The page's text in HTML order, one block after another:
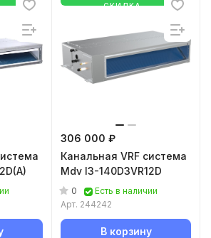
СКИДКА
306 000 ₽
Канальная VRF система
Mdv I3-140D3VR12D
0
Есть в наличии
Арт. 244242
В корзину